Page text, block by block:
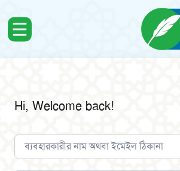
Hi, Welcome back!